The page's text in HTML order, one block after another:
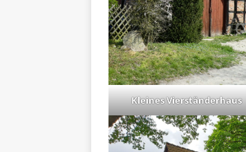
Kleines Vierständerhaus